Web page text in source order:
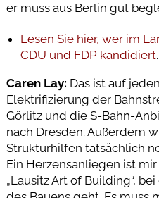
er muss aus Berlin gut
Lesen Sie hier, wer im
CDU und FDP kandidiert.
Caren Lay: Das ist auf
Elektrifizierung der
Görlitz und die S-Bahn-
nach Dresden. Außerdem
Strukturhilfen tatsächlich
Ein Herzensanliegen ist
„Lausitz Art of Building“,